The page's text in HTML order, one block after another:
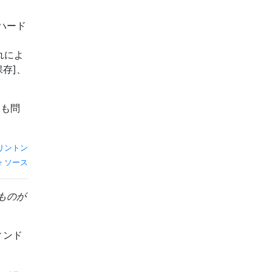
ード
よ
]、
問
ントン
ソース
のが
ンド